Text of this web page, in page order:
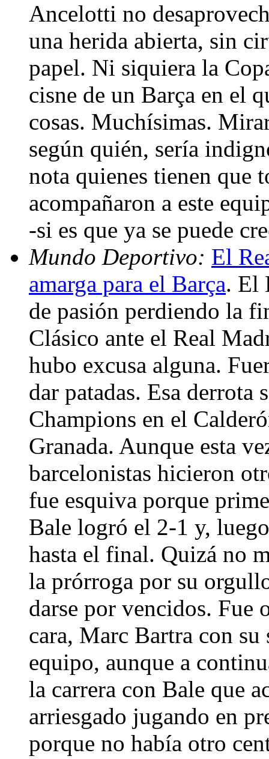
Ancelotti no
una herida abierta, sin
papel. Ni siquiera la
cisne de un Barça en el
cosas. Muchísimas.
según quién, sería
nota quienes tienen que
acompañaron a este
-si es que ya se puede
Mundo Deportivo: El
amarga para el Barça. El
de pasión perdiendo la
Clásico ante el Real
hubo excusa alguna.
dar patadas. Esa derrota
Champions en el
Granada. Aunque esta
barcelonistas hicieron
fue esquiva porque
Bale logró el 2-1 y,
hasta el final. Quizá no
la prórroga por su
darse por vencidos. Fue
cara, Marc Bartra con
equipo, aunque a
la carrera con Bale que
arriesgado jugando en
porque no había otro